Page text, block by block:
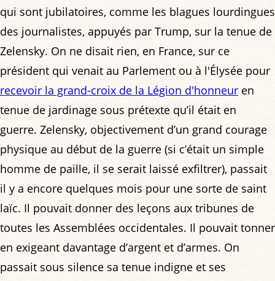
qui sont jubilatoires, comme les blagues lourdingues
des journalistes, appuyés par Trump, sur la tenue de
Zelensky. On ne disait rien, en France, sur ce
président qui venait au Parlement ou à l'Élysée pour
recevoir la grand-croix de la Légion d'honneur en
tenue de jardinage sous prétexte qu’il était en
guerre. Zelensky, objectivement d’un grand courage
physique au début de la guerre (si c’était un simple
homme de paille, il se serait laissé exfiltrer), passait
il y a encore quelques mois pour une sorte de saint
laïc. Il pouvait donner des leçons aux tribunes de
toutes les Assemblées occidentales. Il pouvait tonner
en exigeant davantage d’argent et d’armes. On
passait sous silence sa tenue indigne et ses